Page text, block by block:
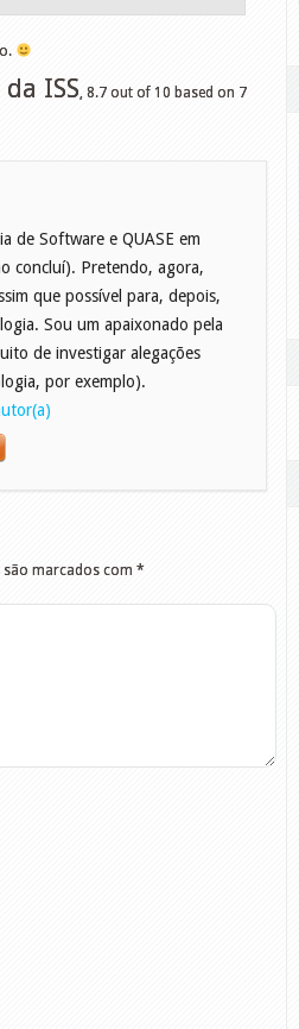
ISS, 8.7 out of 10 based on 7
de Software e QUASE em
concluí). Pretendo, agora,
que possível para, depois,
Sou um apaixonado pela
de investigar alegações
por exemplo).
marcados com *